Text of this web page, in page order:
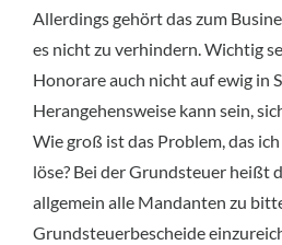
Allerdings gehört das zum
es nicht zu verhindern. Wichtig
Honorare auch nicht auf ewig in
Herangehensweise kann sein,
Wie groß ist das Problem, das
löse? Bei der Grundsteuer heißt
allgemein alle Mandanten zu
Grundsteuerbescheide